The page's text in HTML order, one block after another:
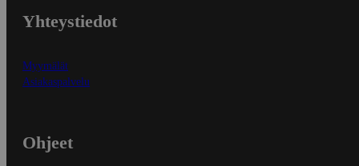
Yhteystiedot
Myymälät
Asiakaspalvelu
Ohjeet